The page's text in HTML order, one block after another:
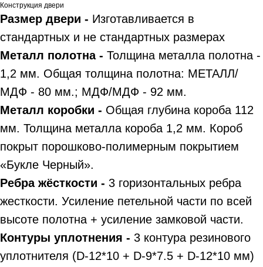
Конструкция двери
Размер двери - Изготавливается в
стандартных и не стандартных размерах
Металл полотна - Толщина металла полотна -
1,2 мм. Общая толщина полотна: МЕТАЛЛ/
МДФ - 80 мм.; МДФ/МДФ - 92 мм.
Металл коробки - Общая глубина короба 112
мм. Толщина металла короба 1,2 мм. Короб
покрыт порошково-полимерным покрытием
«Букле Черный».
Ребра жёсткости - 3 горизонтальных ребра
жесткости. Усиление петельной части по всей
высоте полотна + усиление замковой части.
Контуры уплотнения - 3 контура резинового
уплотнителя (D-12*10 + D-9*7.5 + D-12*10 мм)